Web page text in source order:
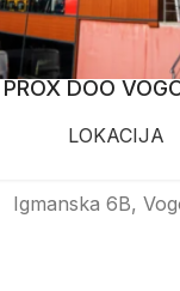
PROX DOO
LOKACIJA
Igmanska 6B,